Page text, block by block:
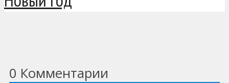
0 Комментарии